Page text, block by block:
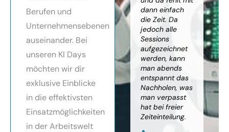
Berufen und
Unternehmensebenen
auseinander. Bei
unseren KI Days
möchten wir dir
exklusive Einblicke
in die effektivsten
Einsatzmöglichkeiten
in der Arbeitswelt
von KI
von
Elisabeth
wurden für
Probleme noch
Anleitungen
bereitgestellt.
Monika
Vietz
dann einfach
die Zeit. Da
jedoch alle
Sessions
aufgezeichnet
werden, kann
man abends
entspannt das
Nachholen, was
man verpasst
hat bei freier
Zeiteinteilung.